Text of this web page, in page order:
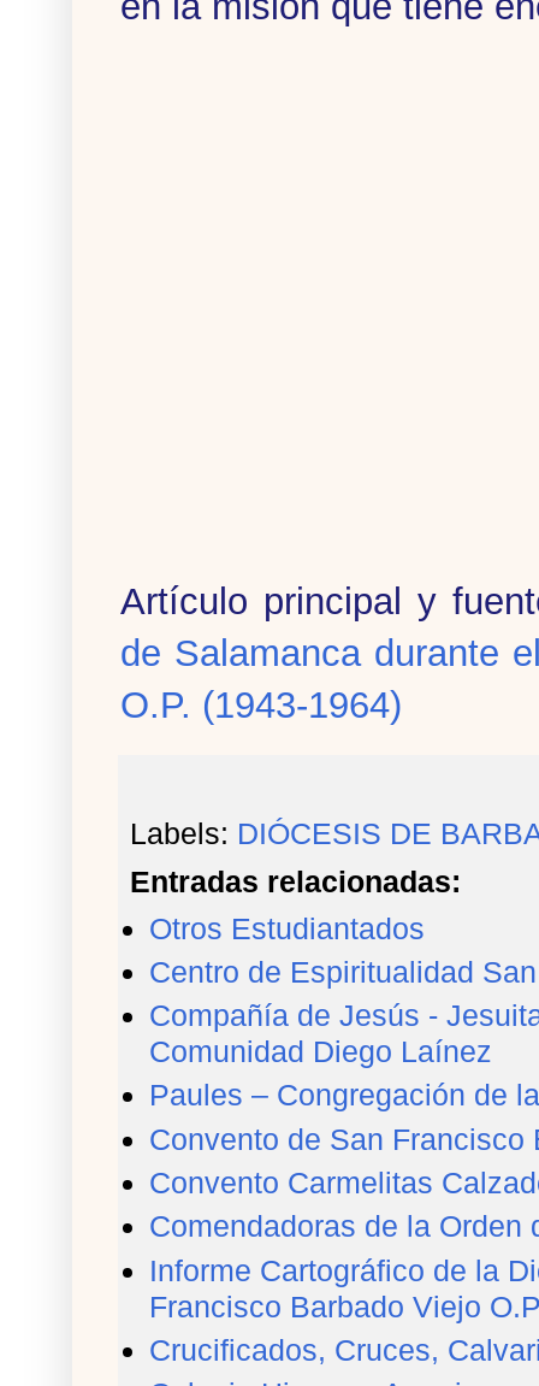
Artículo principal y
de Salamanca durante
O.P. (1943-1964)
Labels: DIÓCESIS DE
Entradas relacionadas:
Otros Estudiantados
Centro de Espiritualidad
Compañía de Jesús -
Comunidad Diego Laínez
Paules – Congregación de
Convento de San
Convento Carmelitas
Comendadoras de la
Informe Cartográfico de la
Francisco Barbado Viejo
Crucificados, Cruces,